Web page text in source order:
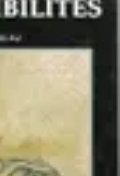
Nutrition et SantéRecettes